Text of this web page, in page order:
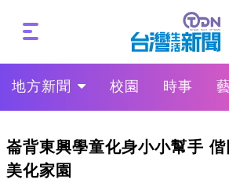
地方新聞 校園 時事
崙背東興學童化身小小幫手
美化家園